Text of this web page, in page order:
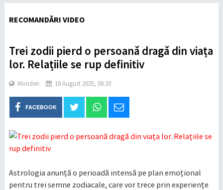
RECOMANDĂRI VIDEO
Trei zodii pierd o persoană dragă din viața
lor. Relațiile se rup definitiv
Monden 18 August 2025, 08:20
FACEBOOK
Astrologia anunță o perioadă intensă pe plan emoțional
pentru trei semne zodiacale, care vor trece prin experiențe